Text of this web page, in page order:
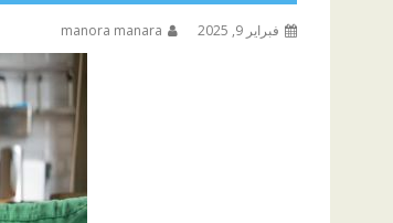
فبراير 9, 2025 manora manara